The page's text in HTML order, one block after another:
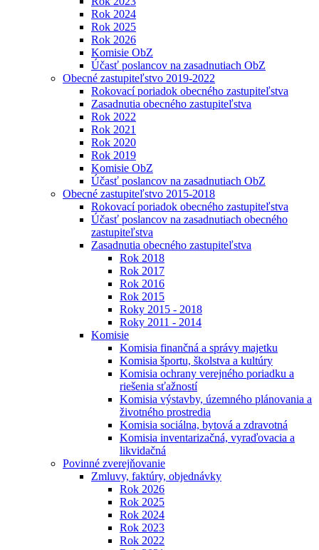
Rok 2024
Rok 2025
Rok 2026
Komisie ObZ
Účasť poslancov na zasadnutiach ObZ
Obecné zastupiteľstvo 2019-2022
Rokovací poriadok obecného zastupiteľstva
Zasadnutia obecného zastupiteľstva
Rok 2022
Rok 2021
Rok 2020
Rok 2019
Komisie ObZ
Účasť poslancov na zasadnutiach ObZ
Obecné zastupiteľstvo 2015-2018
Rokovací poriadok obecného zastupiteľstva
Účasť poslancov na zasadnutiach obecného
zastupiteľstva
Zasadnutia obecného zastupiteľstva
Rok 2018
Rok 2017
Rok 2016
Rok 2015
Roky 2015 - 2018
Roky 2011 - 2014
Komisie
Komisia finančná a správy majetku
Komisia športu, školstva a kultúry
Komisia ochrany verejného poriadku a
riešenia sťažností
Komisia výstavby, územného plánovania a
životného prostredia
Komisia sociálna, bytová a zdravotná
Komisia inventarizačná, vyraďovacia a
likvidačná
Povinné zverejňovanie
Zmluvy, faktúry, objednávky
Rok 2026
Rok 2025
Rok 2024
Rok 2023
Rok 2022